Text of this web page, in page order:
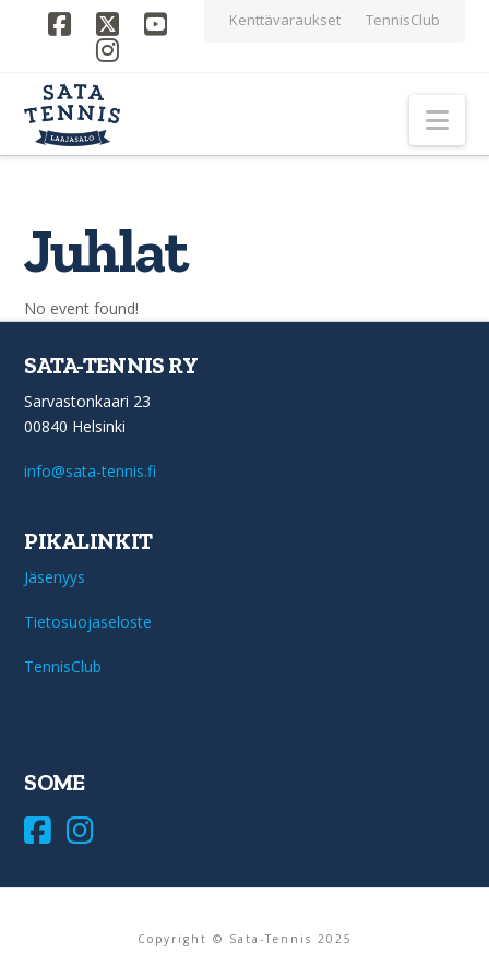
Kenttävaraukset TennisClub
Facebook
X YouTube
Instagram
Juhlat
No event found!
SATA-TENNIS RY
Sarvastonkaari 23
00840 Helsinki
info@sata-tennis.fi
PIKALINKIT
Jäsenyys
Tietosuojaseloste
TennisClub
SOME
Copyright © Sata-Tennis 2025